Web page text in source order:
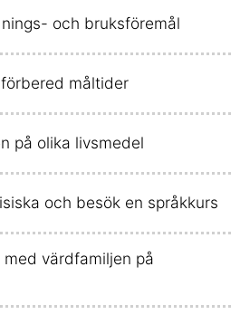
och bruksföremål
måltider
på olika livsmedel
och besök en språkkurs
värdfamiljen på